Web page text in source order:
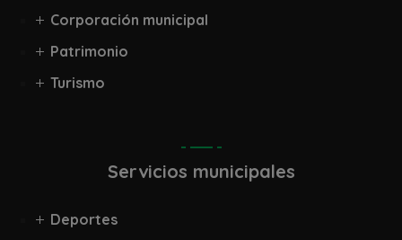
Corporación municipal
Patrimonio
Turismo
Servicios municipales
Deportes